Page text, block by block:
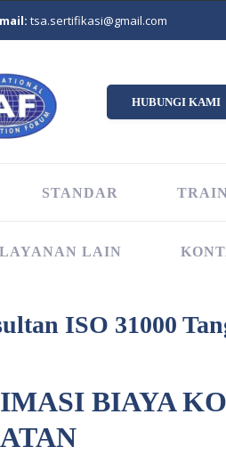
tsa.sertifikasi@gmail.com
HUBUNGI KAMI
STANDAR
LAYANAN LAIN
ISO 31000
BIAYA